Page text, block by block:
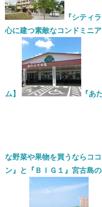
ド
ウ
で
開
き
ま
す)
さ
い
(新
し
い
ウ
ィ
ン
ド
ウ
で
開
き
ま
す)
『シティ
心に建つ素敵なコンドミニ
ム】 『あ
な野菜や果物を買うならココ
ン』と『ＢＩＧ１』宮古島